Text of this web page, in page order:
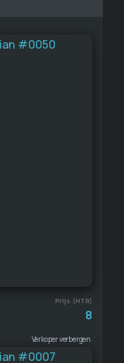
Prijs (HTR)
8
Verkoper verbergen